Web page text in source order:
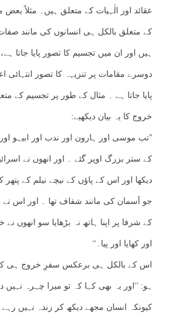
عقائد اور الٰہیات کے متعلق ہیں۔ مثلاً بعض
کے متعلق بالکل ہی انسانوں کی مانند
ہیں اور ان میں تجسیم کا تصور پایا جاتا
دوسرے مقامات پر تنزیہہ کا تصور انتہائی
پایا جاتا ہے ۔ مثال کے طور پر تجسیم کے
خروج کا یہ بیان دیکھیے:
”تب موسی اور ہارون اور ندب اور ابیہو
کے ستر بزرگ اوپر گئے ۔ اور انھوں نے
دیکھا اور اس کے پاؤں کے نیچے نیلم کے پتھر
جو آسمان کی مانند شفاف تھا ۔ اور اس نے
کے شرفا پر اپنا ہاتھ نہ بڑھایا سو انھوں نے
اور کھایا اور پیا۔‘‘
اس کے بالکل ہی برعکس سفرِ خروج ہی کا
ہو: ’’اور یہ بھی کہا کہ تو میرا چہرہ نہیں
کیونکہ انسان مجھے دیکھ کر زندہ نہیں رہے